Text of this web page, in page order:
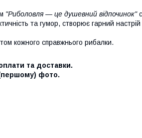
"Риболовля — це душевний відпочинок"
та гумор, створює гарний настрій
кожного справжнього рибалки.
та доставки.
фото.